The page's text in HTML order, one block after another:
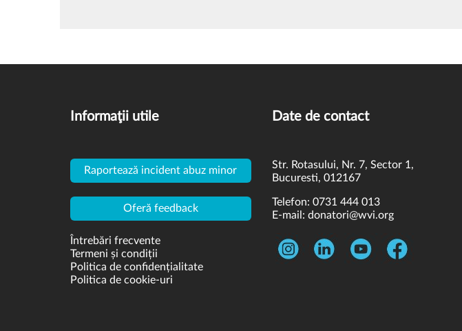
Informaţii utile
Raportează incident abuz minor
Oferă feedback
Întrebări frecvente
Termeni și condiții
Politica de confidențialitate
Politica de cookie-uri
Date de contact
Str. Rotasului, Nr. 7, Sector 1,
Bucuresti, 012167
Telefon: 0731 444 013
E-mail: donatori@wvi.org